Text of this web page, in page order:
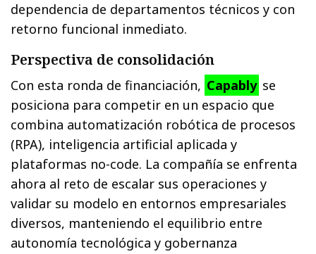
dependencia de departamentos técnicos y con
retorno funcional inmediato.
Perspectiva de consolidación
Con esta ronda de financiación, Capably se
posiciona para competir en un espacio que
combina automatización robótica de procesos
(RPA), inteligencia artificial aplicada y
plataformas no-code. La compañía se enfrenta
ahora al reto de escalar sus operaciones y
validar su modelo en entornos empresariales
diversos, manteniendo el equilibrio entre
autonomía tecnológica y gobernanza